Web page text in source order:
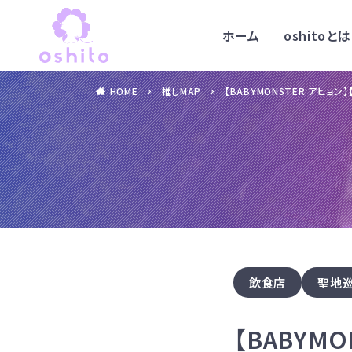
ホーム oshitoとは
HOME 推しMAP 【BABYMONSTER アヒョン
飲食店 聖地
【